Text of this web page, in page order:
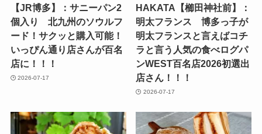
【JR博多】：サニーパン2
個入り 北九州のソウルフ
ード！サクッと購入可能！
いっぴん通り店さんが百名
店に！！！
2026-07-17
HAKATA【櫛田神社前】：
明太フランス 博多っ子が
明太フランスと言えばコチ
ラと言う人気の食べログパ
ンWEST百名店2026初選出
店さん！！！
2026-07-17